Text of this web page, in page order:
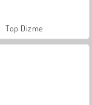
Top Dizme